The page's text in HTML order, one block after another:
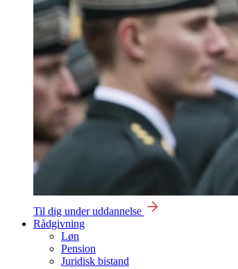
Til dig under uddannelse
Rådgivning
Løn
Pension
Juridisk bistand